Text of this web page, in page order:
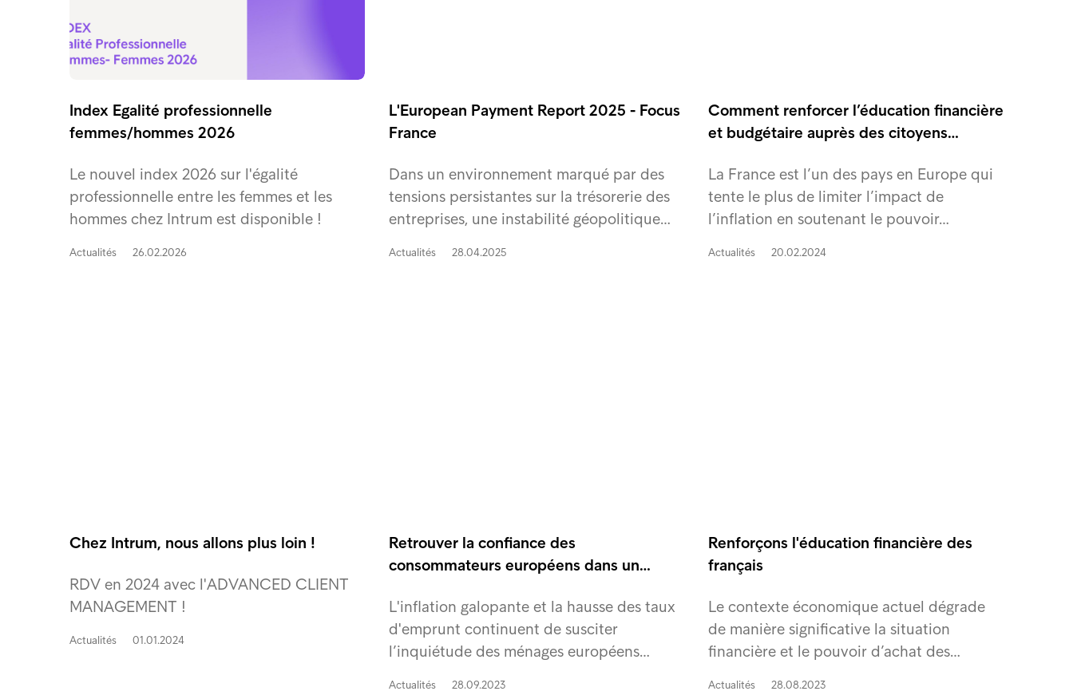
Index Egalité professionnelle
femmes/hommes 2026
Le nouvel index 2026 sur l'égalité
professionnelle entre les femmes et les
hommes chez Intrum est disponible !
Actualités 26.02.2026
L'European Payment Report 2025 - Focus
France
Dans un environnement marqué par des
tensions persistantes sur la trésorerie des
entreprises, une instabilité géopolitique…
Actualités 28.04.2025
Comment renforcer l’éducation financière
et budgétaire auprès des citoyens…
La France est l’un des pays en Europe qui
tente le plus de limiter l’impact de
l’inflation en soutenant le pouvoir…
Actualités 20.02.2024
Chez Intrum, nous allons plus loin !
RDV en 2024 avec l'ADVANCED CLIENT
MANAGEMENT !
Actualités 01.01.2024
Retrouver la confiance des
consommateurs européens dans un…
L'inflation galopante et la hausse des taux
d'emprunt continuent de susciter
l’inquiétude des ménages européens…
Actualités 28.09.2023
Renforçons l'éducation financière des
français
Le contexte économique actuel dégrade
de manière significative la situation
financière et le pouvoir d’achat des…
Actualités 28.08.2023